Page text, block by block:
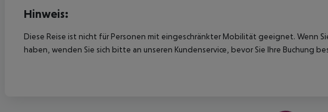
Hinweis:
Diese Reise ist nicht für Personen mit eingeschränkter Mobilität geeignet. Wenn
haben, wenden Sie sich bitte an unseren Kundenservice, bevor Sie Ihre Buchung